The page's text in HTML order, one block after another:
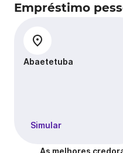
Empréstimo
Abaetetuba
Simular
As melhores